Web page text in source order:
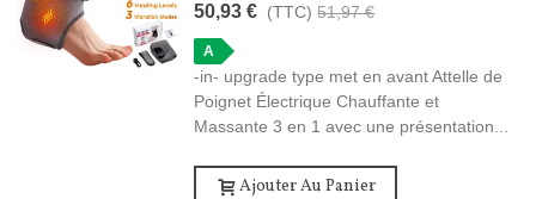
50,93 € (TTC) 51,97 €
A
-in- upgrade type met en avant Attelle de
Poignet Électrique Chauffante et
Massante 3 en 1 avec une présentation...
Ajouter Au Panier